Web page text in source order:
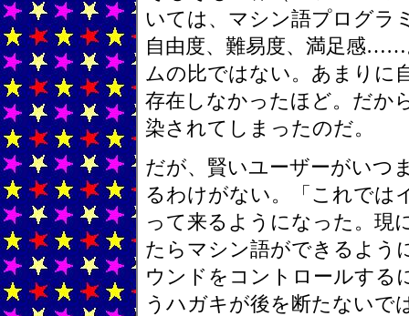
いては、マシン語プログラ
自由度、難易度、満足感
ムの比ではない。あまりに
存在しなかったほど。だか
染されてしまったのだ。
だが、賢いユーザーがいつ
るわけがない。「これでは
って来るようになった。現
たらマシン語ができるよう
ウンドをコントロールする
うハガキが後を断たないで